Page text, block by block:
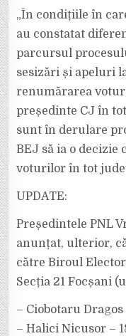
„În condițiile în
au constatat
parcursul
sesizări și apeluri
renumărarea
președinte CJ în
sunt în derulare
BEJ să ia o
voturilor în tot
UPDATE:
Președintele PNL
anunțat, ulterior,
către Biroul
Secția 21 Focșani
– Ciobotaru
– Halici Nicusor –